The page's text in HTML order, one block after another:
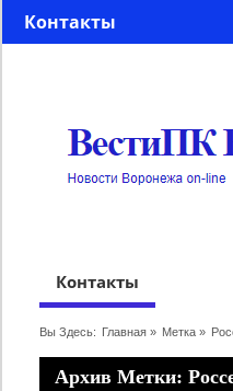
Контакты
Контакты
Вы Здесь: Главная» Метка »
Архив Метки: